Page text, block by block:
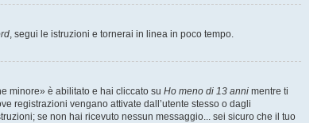
, segui le istruzioni e tornerai in linea in poco tempo.
minore» è abilitato e hai cliccato su Ho meno di 13 anni mentre ti
registrazioni vengano attivate dall’utente stesso o dagli
se non hai ricevuto nessun messaggio... sei sicuro che il tuo